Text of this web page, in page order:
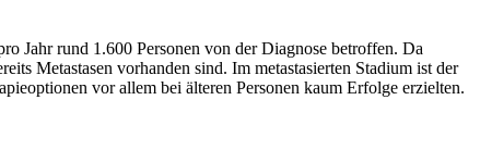
Jahr rund 1.600 Personen von der Diagnose betroffen. Da
Metastasen vorhanden sind. Im metastasierten Stadium ist der
vor allem bei älteren Personen kaum Erfolge erzielten.